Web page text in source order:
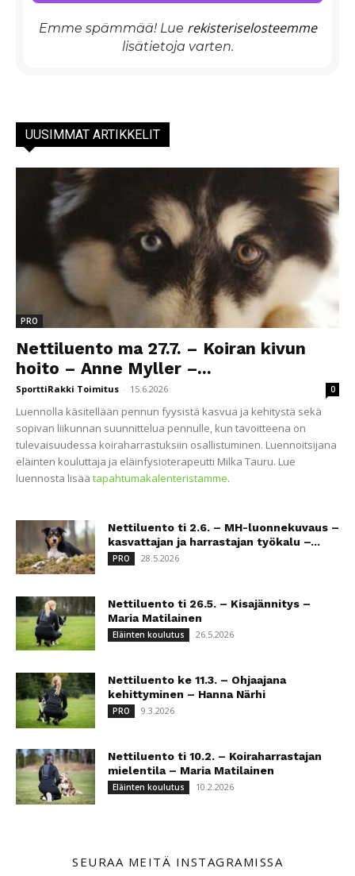
Emme spämmää! Lue rekisteriselosteemme
lisätietoja varten.
UUSIMMAT ARTIKKELIT
PRO
Nettiluento ma 27.7. – Koiran kivun
hoito – Anne Myller –...
SporttiRakki Toimitus - 15.6.2026 0
Luennolla käsitellään pennun fyysistä kasvua ja kehitystä sekä
sopivan liikunnan suunnittelua pennulle, kun tavoitteena on
tulevaisuudessa koiraharrastuksiin osallistuminen. Luennoitsijana
eläinten kouluttaja ja eläinfysioterapeutti Milka Tauru. Lue
luennosta lisää tapahtumakalenteristamme.
Nettiluento ti 2.6. – MH-luonnekuvaus –
kasvattajan ja harrastajan työkalu –...
PRO 28.5.2026
Nettiluento ti 26.5. – Kisajännitys –
Maria Matilainen
Eläinten koulutus 26.5.2026
Nettiluento ke 11.3. – Ohjaajana
kehittyminen – Hanna Närhi
PRO 9.3.2026
Nettiluento ti 10.2. – Koiraharrastajan
mielentila – Maria Matilainen
Eläinten koulutus 10.2.2026
SEURAA MEITÄ INSTAGRAMISSA